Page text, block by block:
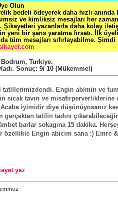
Olun
bedeli ödeyerek daha hızlı
ve kimliksiz mesajları her zaman
Şikayetleri yazanlarla daha kolay
yeni bir şans yaratma fırsatı. İlk
tüm mesajları sıfırlayabilme. Şimdi
Bodrum, Turkiye.
. Sonuç: 9/ 10 (Mükemmel)
tatillerimizdendi. Engin abimin ve
sıcak tavırı ve misafirperverliklerine
iyimidir diye düşünüyosanız
gerçekten tatilin tadını
barlar sokagına 15 dakika.
özellikle Engin abicim sana :) Emre
yaz